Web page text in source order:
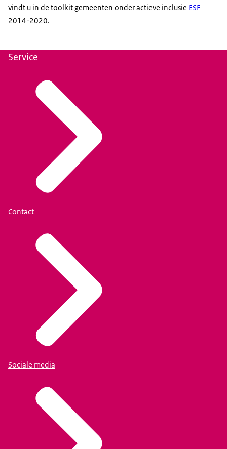
vindt u in de toolkitgemeenten onder actieve inclusie ESF
2014-2020.
Service
Contact
Sociale media